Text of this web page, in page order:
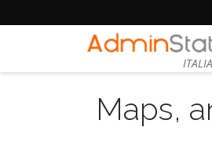
ITALIA
Maps,